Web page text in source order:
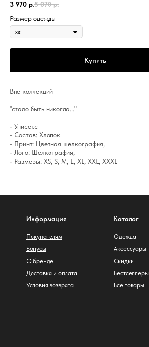
3 970 р.5 070 р.
Размер одежды
Купить
Вне коллекций
"стало быть никогда..."
- Унисекс
- Состав: Хлопок
- Принт: Цветная шелкография,
- Лого: Шелкография,
- Размеры: XS, S, M, L, XL, XXL, XXXL
Все товары
Бестселлеры
Скидки
Аксессуары
Одежда
Каталог
Условия возврата
Доставка и оплата
О бренде
Бонусы
Покупателям
Информация